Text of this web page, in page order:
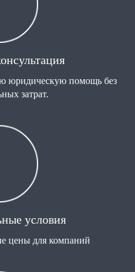
юридическую помощь без
затрат.
условия
цены для компаний